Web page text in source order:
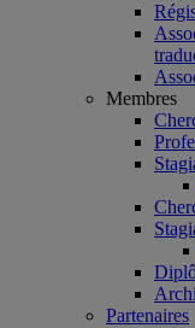
Membres
Partenaires